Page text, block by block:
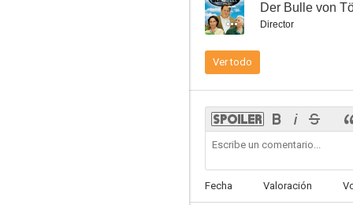
-- Der Bulle von
Director
Ver todo
Fecha Valoración